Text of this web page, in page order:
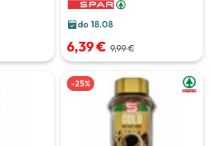
do 18.08
6,39 € 9,99 €
-25%